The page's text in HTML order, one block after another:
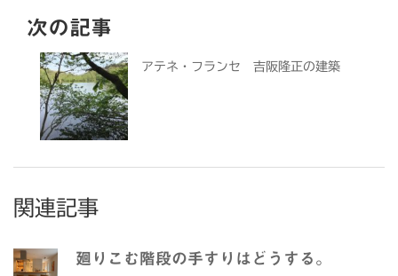
次の記事
アテネ・フランセ 吉阪隆正の建築
関連記事
廻りこむ階段の手すりはどうする。